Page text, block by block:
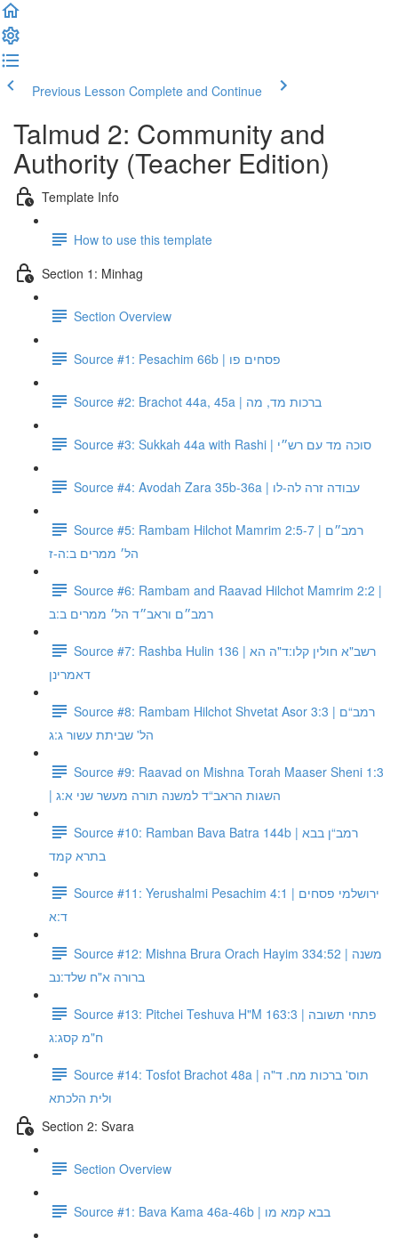
Previous Lesson Complete and Continue
Talmud 2: Community and
Authority (Teacher Edition)
Template Info
How to use this template
Section 1: Minhag
Section Overview
Source #1: Pesachim 66b | פסחים פו
Source #2: Brachot 44a, 45a | ברכות מד, מה
Source #3: Sukkah 44a with Rashi | סוכה מד עם רש״י
Source #4: Avodah Zara 35b-36a | עבודה זרה לה-לו
Source #5: Rambam Hilchot Mamrim 2:5-7 | רמב״ם
הל׳ ממרים ב:ה-ז
Source #6: Rambam and Raavad Hilchot Mamrim 2:2 |
רמב״ם וראב״ד הל׳ ממרים ב:ב
Source #7: Rashba Hulin 136 | רשב"א חולין קלו:ד"ה הא
דאמרינן
Source #8: Rambam Hilchot Shvetat Asor 3:3 | רמב“ם
הל' שביתת עשור ג:ג
Source #9: Raavad on Mishna Torah Maaser Sheni 1:3
| השגות הראב“ד למשנה תורה מעשר שני א:ג
Source #10: Ramban Bava Batra 144b | רמב“ן בבא
בתרא קמד
Source #11: Yerushalmi Pesachim 4:1 | ירושלמי פסחים
ד:א
Source #12: Mishna Brura Orach Hayim 334:52 | משנה
ברורה א"ח שלד:נב
Source #13: Pitchei Teshuva H"M 163:3 | פתחי תשובה
ח"מ קסג:ג
Source #14: Tosfot Brachot 48a | תוס' ברכות מח. ד"ה
ולית הלכתא
Section 2: Svara
Section Overview
Source #1: Bava Kama 46a-46b | בבא קמא מו